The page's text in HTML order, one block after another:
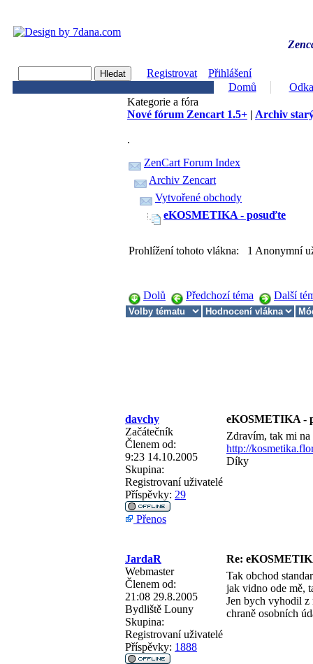
Registrovat
Přihlášení
Domů
Kategorie a fóra
Nové fórum Zencart 1.5+ | Archiv
.
ZenCart Forum Index
Archiv Zencart
Vytvořené obchody
eKOSMETIKA - posuďte
Prohlížení tohoto vlákna: 1 Anonymní
Dolů Předchozí téma Další
davchy
eKOSMETIKA -
Začátečník
Členem od:
9:23 14.10.2005
Skupina:
Registrovaní uživatelé
Příspěvky: 29
Zdravím, tak mi
http://
Díky
Přenos
JardaR
Re:
Webmaster
Členem od:
21:08 29.8.2005
Bydliště Louny
Skupina:
Registrovaní uživatelé
Příspěvky: 1888
Tak obchod
jak vidno ode mě,
Jen bych vyhodil z
chraně osobních